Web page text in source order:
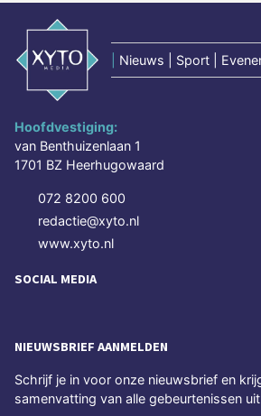
Nieuws | Sport |
Hoofdvestiging:
van Benthuizenlaan 1
1701 BZ Heerhugowaard
072 8200 600
redactie@xyto.nl
www.xyto.nl
SOCIAL MEDIA
NIEUWSBRIEF AANMELDEN
Schrijf je in voor onze nieuwsbrief en
samenvatting van alle gebeurtenissen